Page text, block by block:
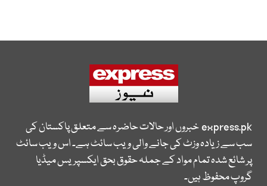
express.pkخبروں اور حالات حاضرہ سے متعلق پاکستان کی
سب سے زیادہ وزٹ کی جانے والی ویب سائٹ ہے۔ اس ویب سائٹ
پر شائع شدہ تمام مواد کے جملہ حقوق بحق ایکسپریس میڈیا
گروپ محفوظ ہیں۔